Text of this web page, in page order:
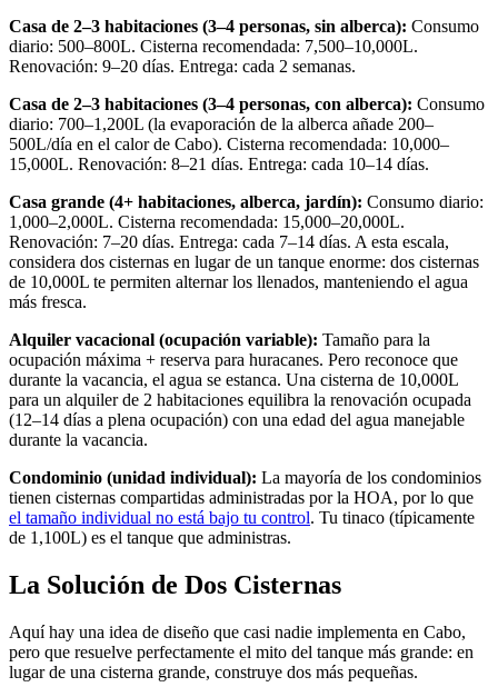
Casa de 2–3 habitaciones (3–4 personas, sin alberca): Consumo
diario: 500–800L. Cisterna recomendada: 7,500–10,000L.
Renovación: 9–20 días. Entrega: cada 2 semanas.
Casa de 2–3 habitaciones (3–4 personas, con alberca): Consumo
diario: 700–1,200L (la evaporación de la alberca añade 200–
500L/día en el calor de Cabo). Cisterna recomendada: 10,000–
15,000L. Renovación: 8–21 días. Entrega: cada 10–14 días.
Casa grande (4+ habitaciones, alberca, jardín): Consumo diario:
1,000–2,000L. Cisterna recomendada: 15,000–20,000L.
Renovación: 7–20 días. Entrega: cada 7–14 días. A esta escala,
considera dos cisternas en lugar de un tanque enorme: dos cisternas
de 10,000L te permiten alternar los llenados, manteniendo el agua
más fresca.
Alquiler vacacional (ocupación variable): Tamaño para la
ocupación máxima + reserva para huracanes. Pero reconoce que
durante la vacancia, el agua se estanca. Una cisterna de 10,000L
para un alquiler de 2 habitaciones equilibra la renovación ocupada
(12–14 días a plena ocupación) con una edad del agua manejable
durante la vacancia.
Condominio (unidad individual): La mayoría de los condominios
tienen cisternas compartidas administradas por la HOA, por lo que
el tamaño individual no está bajo tu control. Tu tinaco (típicamente
de 1,100L) es el tanque que administras.
La Solución de Dos Cisternas
Aquí hay una idea de diseño que casi nadie implementa en Cabo,
pero que resuelve perfectamente el mito del tanque más grande: en
lugar de una cisterna grande, construye dos más pequeñas.